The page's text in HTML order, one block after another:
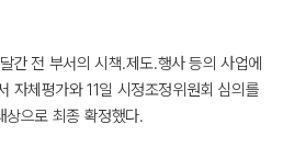
간 전 부서의 시책․제도․행사 등의 사업에
자체평가와 11일 시정조정위원회 심의를
으로 최종 확정했다.